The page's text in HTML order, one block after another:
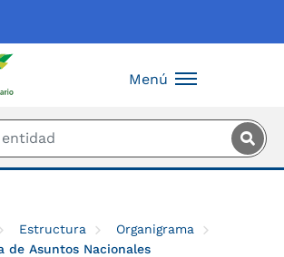
Menú
Estructura
Organigrama
de Asuntos Nacionales